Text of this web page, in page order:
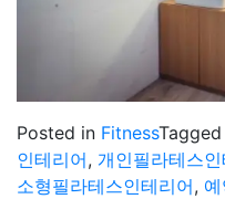
Posted in FitnessTagged
인테리어, 개인필라테스인
소형필라테스인테리어,